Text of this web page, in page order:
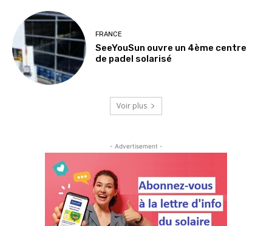
FRANCE
SeeYouSun ouvre un 4ème centre
de padel solarisé
Voir plus
- Advertisement -